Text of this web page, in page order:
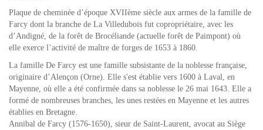
Plaque de cheminée d’époque XVIIème siècle aux armes de la famille de
Farcy dont la branche de La Villedubois fut copropriétaire, avec les
d’Andigné, de la forêt de Brocéliande (actuelle forêt de Paimpont) où
elle exerce l’activité de maître de forges de 1653 à 1860.
La famille De Farcy est une famille subsistante de la noblesse française,
originaire d’Alençon (Orne). Elle s'est établie vers 1600 à Laval, en
Mayenne, où elle a été confirmée dans sa noblesse le 26 mai 1643. Elle a
formé de nombreuses branches, les unes restées en Mayenne et les autres
établies en Bretagne.
Annibal de Farcy (1576-1650), sieur de Saint-Laurent, avocat au Siège